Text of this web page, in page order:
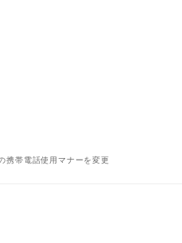
携帯電話使用マナーを変更